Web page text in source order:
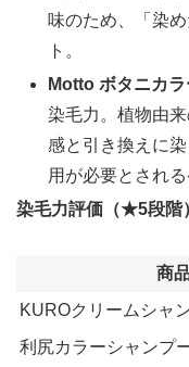
味のため、「染
ト。
Motto ボタニカ
染毛力。植物由
感と引き換えに
用が必要とされ
染毛力評価（★5段階
商
KUROクリームシャ
利尻カラーシャンプ